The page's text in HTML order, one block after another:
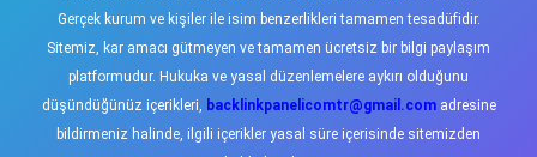
Gerçek kurum ve kişiler ile isim benzerlikleri tamamen tesadüfidir.
Sitemiz, kar amacı gütmeyen ve tamamen ücretsiz bir bilgi paylaşım
platformudur. Hukuka ve yasal düzenlemelere aykırı olduğunu
düşündüğünüz içerikleri, backlinkpanelicomtr@gmail.comadresine
bildirmeniz halinde, ilgili içerikler yasal süre içerisinde sitemizden